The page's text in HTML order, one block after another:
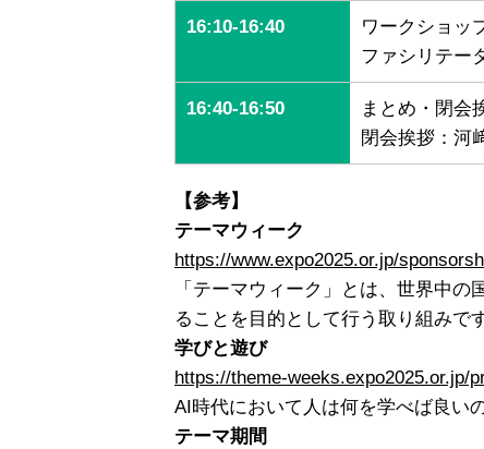
16:10-16:40
ワークショッ
ファシリテー
16:40-16:50
まとめ・閉会
閉会挨拶：河
【参考】
テーマウィーク
https://www.expo2025.or.jp/
「テーマウィーク」とは、世界中
ることを目的として行う取り組みです
学びと遊び
https://theme-weeks.expo2025.or.jp/
AI時代において人は何を学べば良い
テーマ期間